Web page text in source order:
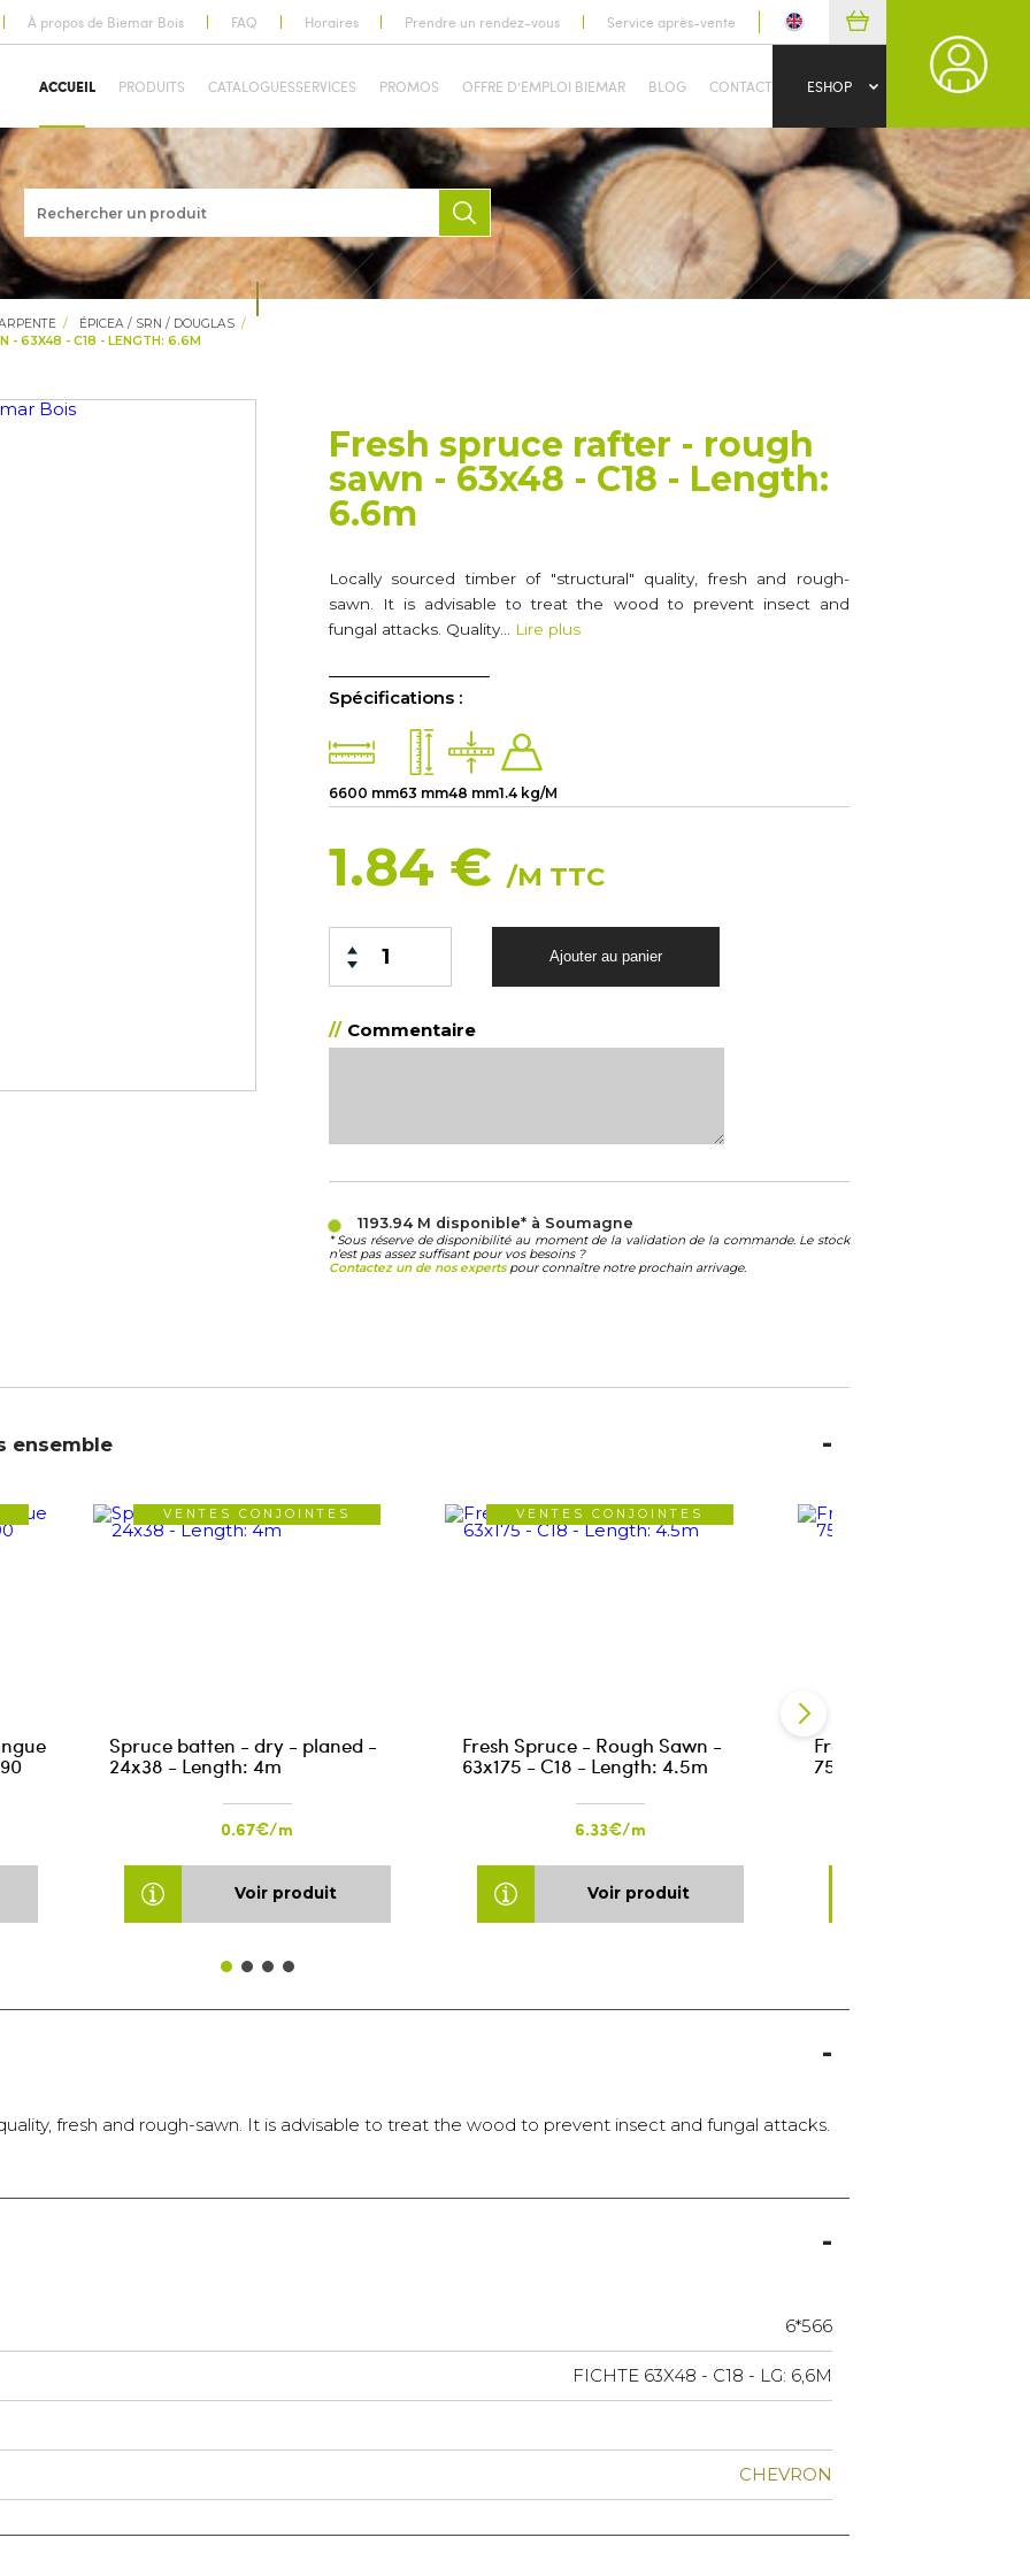
À propos de Biemar Bois FAQ Horaires Prendre un rendez-vous Service après-vente
ACCUEIL PRODUITS CATALOGUESSERVICES PROMOS OFFRE D’EMPLOI BIEMAR BLOG CONTACT ESHOP
ÉPICEA / SRN / DOUGLAS
- 63X48 - C18 - LENGTH: 6.6M
Fresh spruce rafter - rough
sawn - 63x48 - C18 - Length:
6.6m
Locally sourced timber of "structural" quality, fresh and rough-
sawn. It is advisable to treat the wood to prevent insect and
fungal attacks. Quality…
Lire plus
Spécifications :
6600 mm63 mm48 mm1.4 kg/M
1.84 € /M TTC
Commentaire
1193.94 M disponible* à Soumagne
* Sous réserve de disponibilité au moment de la validation de la commande. Le stock
n’est pas assez suffisant pour vos besoins ?
Contactez un de nos expertspour connaître notre prochain arrivage.
ensemble
VENTES CONJOINTES
Spruce batten - dry - planed -
24x38 - Length: 4m
0.67€/m
Voir produit
VENTES CONJOINTES
Fresh Spruce - Rough Sawn -
63x175 - C18 - Length: 4.5m
6.33€/m
Voir produit
Fresh Spruce - Rough
75x225 - C18 - Length:
fresh and rough-sawn. It is advisable to treat the wood to prevent insect and fungal attacks.
6*566
FICHTE 63X48 - C18 - LG: 6,6M
CHEVRON